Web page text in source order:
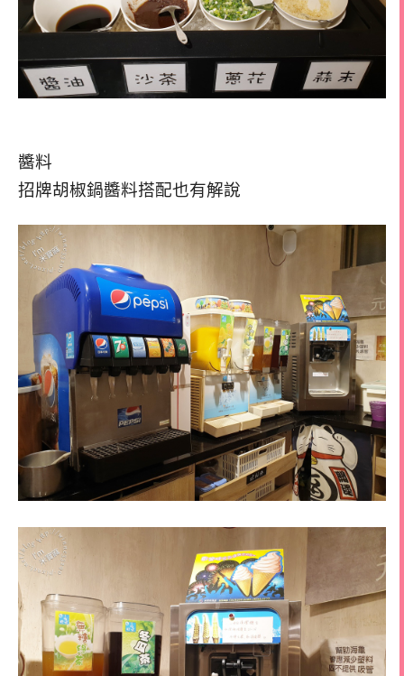
醬料
招牌胡椒鍋醬料搭配也有解說